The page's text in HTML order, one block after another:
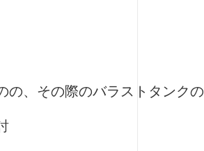
の、その際のバラストタンクの